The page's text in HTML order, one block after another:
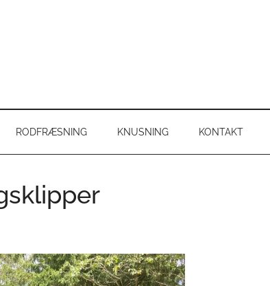
RODFRÆSNING KNUSNING KONTAKT